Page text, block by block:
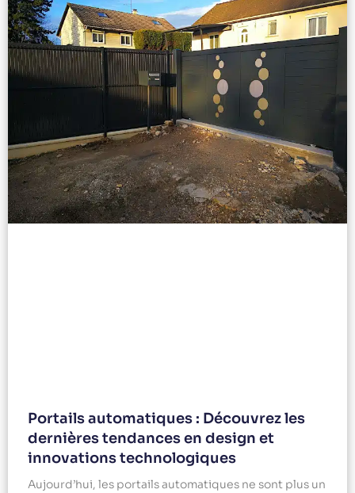
Portails automatiques : Découvrez les
dernières tendances en design et
innovations technologiques
Aujourd’hui, les portails automatiques ne sont plus un